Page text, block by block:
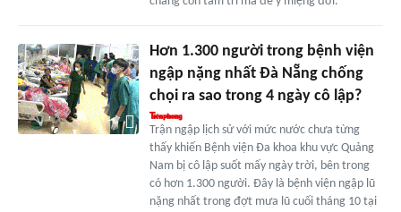
Hơn 1.300 người trong bệnh viện
ngập nặng nhất Đà Nẵng chống
chọi ra sao trong 4 ngày cô lập?
Trận ngập lịch sử với mức nước chưa từng
thấy khiến Bệnh viện Đa khoa khu vực Quảng
Nam bị cô lập suốt mấy ngày trời, bên trong
có hơn 1.300 người. Đây là bệnh viện ngập lũ
nặng nhất trong đợt mưa lũ cuối tháng 10 tại